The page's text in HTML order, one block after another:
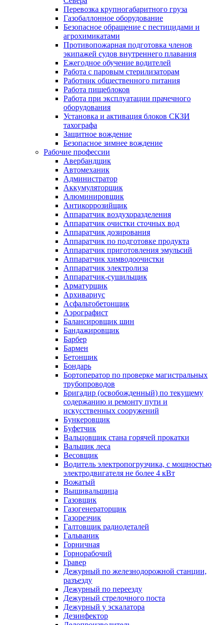
Перевозка крупногабаритного груза
Газобаллонное оборудование
Безопасное обращение с пестицидами и
агрохимикатами
Противопожарная подготовка членов
экипажей судов внутреннего плавания
Ежегодное обучение водителей
Работа с паровым стерилизаторам
Работник общественного питания
Работа пищеблоков
Работа при эксплуатации прачечного
оборудования
Установка и активация блоков СКЗИ
тахографа
Защитное вождение
Безопасное зимнее вождение
Рабочие профессии
Авербандщик
Автомеханик
Администратор
Аккумуляторщик
Алюминировщик
Антикоррозийщик
Аппаратчик воздухоразделения
Аппаратчик очистки сточных вод
Аппаратчик дозирования
Аппаратчик по подготовке продукта
Аппаратчик приготовления эмульсий
Аппаратчик химводоочистки
Аппаратчик электролиза
Аппаратчик-сушильщик
Арматурщик
Архивариус
Асфальтобетонщик
Аэрографист
Балансировщик шин
Бандажировщик
Барбер
Бармен
Бетонщик
Бондарь
Бортоператор по проверке магистральных
трубопроводов
Бригадир (освобожденный) по текущему
содержанию и ремонту пути и
искусственных сооружений
Бункеровщик
Буфетчик
Вальцовщик стана горячей прокатки
Вальщик леса
Весовщик
Водитель электропогрузчика, с мощностью
электродвигателя не более 4 кВт
Вожатый
Вышивальщица
Газовщик
Газогенераторщик
Газорезчик
Галтовщик радиодеталей
Гальваник
Горничная
Горнорабочий
Гравер
Дежурный по железнодорожной станции,
разъезду
Дежурный по переезду
Дежурный стрелочного поста
Дежурный у эскалатора
Дезинфектор